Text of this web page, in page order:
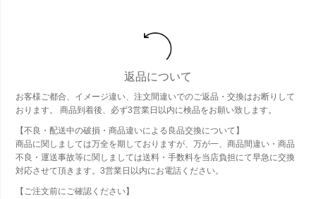
返品について
お客様ご都合、イメージ違い、注文間違いでのご返品・交換はお断りして
おります。 商品到着後、必ず3営業日以内に検品をお願い致します。
【不良・配送中の破損・商品違いによる良品交換について】
商品に関しましては万全を期しておりますが、万が一、商品間違い・商品
不良・運送事故等に関しましては送料・手数料を当店負担にて早急に交換
対応させて頂きます。3営業日以内にお電話ください。
【ご注文前にご確認ください】